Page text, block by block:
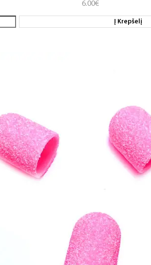
6.00€
Į Krepšelį